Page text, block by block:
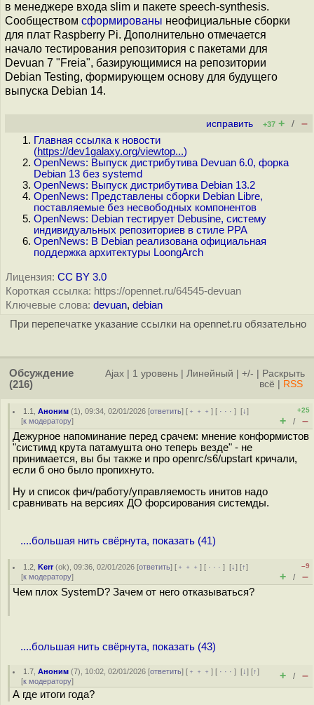
в менеджере входа slim и пакете speech-synthesis.
Сообществом сформированы неофициальные сборки
для плат Raspberry Pi. Дополнительно отмечается
начало тестирования репозитория с пакетами для
Devuan 7 "Freia", базирующимися на репозитории
Debian Testing, формирующем основу для будущего
выпуска Debian 14.
исправить +37 + / –
Главная ссылка к новости
(https://dev1galaxy.org/viewtop...)
OpenNews: Выпуск дистрибутива Devuan 6.0, форка
Debian 13 без systemd
OpenNews: Выпуск дистрибутива Debian 13.2
OpenNews: Представлены сборки Debian Libre,
поставляемые без несвободных компонентов
OpenNews: Debian тестирует Debusine, систему
индивидуальных репозиториев в стиле PPA
OpenNews: В Debian реализована официальная
поддержка архитектуры LoongArch
Лицензия: CC BY 3.0
Короткая ссылка: https://opennet.ru/64545-devuan
Ключевые слова: devuan, debian
При перепечатке указание ссылки на opennet.ru обязательно
Обсуждение
(216)
Ajax 1 уровень Линейный +/-
Раскрыть
всё
RSS
1.1 ,Аноним (1), 09:34, 02/01/2026 [ответить] [ ﹢﹢﹢] [ · · ·][↓]
[к модератору]
+25
+ / –
Дежурное напоминание перед срачем: мнение конформистов
"систимд крута патамушта оно теперь везде" - не
принимается, вы бы также и про openrc/s6/upstart кричали,
если б оно было пропихнуто.
Ну и список фич/работу/управляемость инитов надо
сравнивать на версиях ДО форсирования системды.
....большая нить свёрнута, показать (41)
1.2 ,Kerr(ok), 09:36, 02/01/2026 [ответить] [ ﹢﹢﹢] [ · · ·][↓] [↑]
[к модератору]
–9
+ / –
Чем плох SystemD? Зачем от него отказываться?
....большая нить свёрнута, показать (43)
1.7 ,Аноним (7), 10:02, 02/01/2026 [ответить] [ ﹢﹢﹢] [ · · ·][↓] [↑]
[к модератору] + / –
А где итоги года?